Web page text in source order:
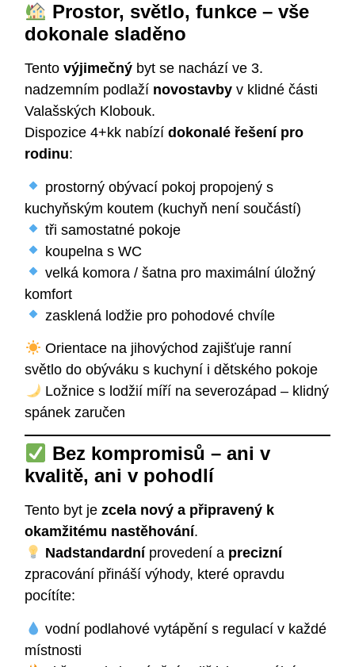
Prostor, světlo, funkce – vše
dokonale sladěno
Tentovýjimečný byt se nachází ve 3.
nadzemním podlaží novostavby v klidné části
Valašských Klobouk.
Dispozice 4+kk nabízídokonalé řešení pro
rodinu:
prostorný obývací pokoj propojený s
kuchyňským koutem (kuchyň není součástí)
tři samostatné pokoje
koupelna s WC
velká komora / šatna pro maximální úložný
komfort
zasklená lodžie pro pohodové chvíle
Orientace na jihovýchod zajišťuje ranní
světlo do obýváku s kuchyní i dětského pokoje
Ložnice s lodžií míří na severozápad – klidný
spánek zaručen
Bez kompromisů – ani v
kvalitě, ani v pohodlí
Tento byt jezcela nový a připravený k
okamžitému nastěhování.
Nadstandardníprovedení a precizní
zpracování přináší výhody, které opravdu
pocítíte:
vodní podlahové vytápění s regulací v každé
místnosti